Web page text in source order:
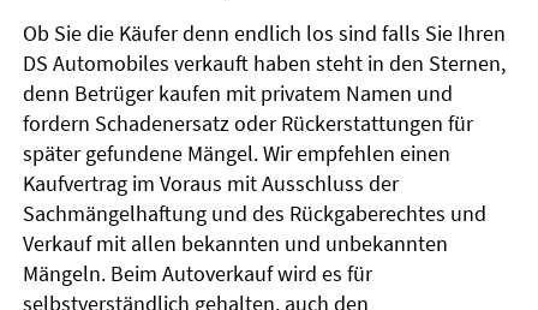
Ob Sie die Käufer denn endlich los sind falls Sie Ihren
DS Automobiles verkauft haben steht in den Sternen,
denn Betrüger kaufen mit privatem Namen und
fordern Schadenersatz oder Rückerstattungen für
später gefundene Mängel. Wir empfehlen einen
Kaufvertrag im Voraus mit Ausschluss der
Sachmängelhaftung und des Rückgaberechtes und
Verkauf mit allen bekannten und unbekannten
Mängeln. Beim Autoverkauf wird es für
selbstverständlich gehalten, auch den